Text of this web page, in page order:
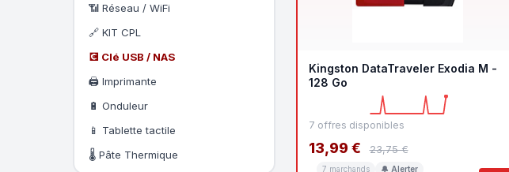
📶 Réseau / WiFi
🔗 KIT CPL
💽 Clé USB / NAS
🖨️ Imprimante
🔋 Onduleur
📱 Tablette tactile
🌡️ Pâte Thermique
Kingston DataTraveler Exodia M -
128 Go
7 offres disponibles
13,99 € 23,75 €
7 marchands 🔔 Alerter